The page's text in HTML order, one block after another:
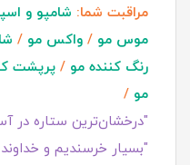
مراقبت شما: شامپو و
موس مو / واکس مو /
رنگ کننده مو / پرپشت
مو /
"درخشان‌ترین ستاره در
"بسیار خرسندیم و